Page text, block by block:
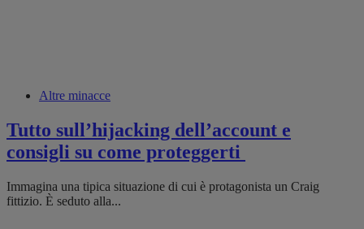
Altre minacce
Tutto sull’hijacking dell’account e
consigli su come proteggerti
Immagina una tipica situazione di cui è protagonista un Craig
fittizio. È seduto alla...